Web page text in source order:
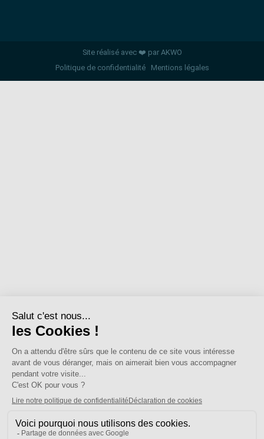
Site réalisé avec ❤️ par AKWO
Politique de confidentialité
Mentions légales